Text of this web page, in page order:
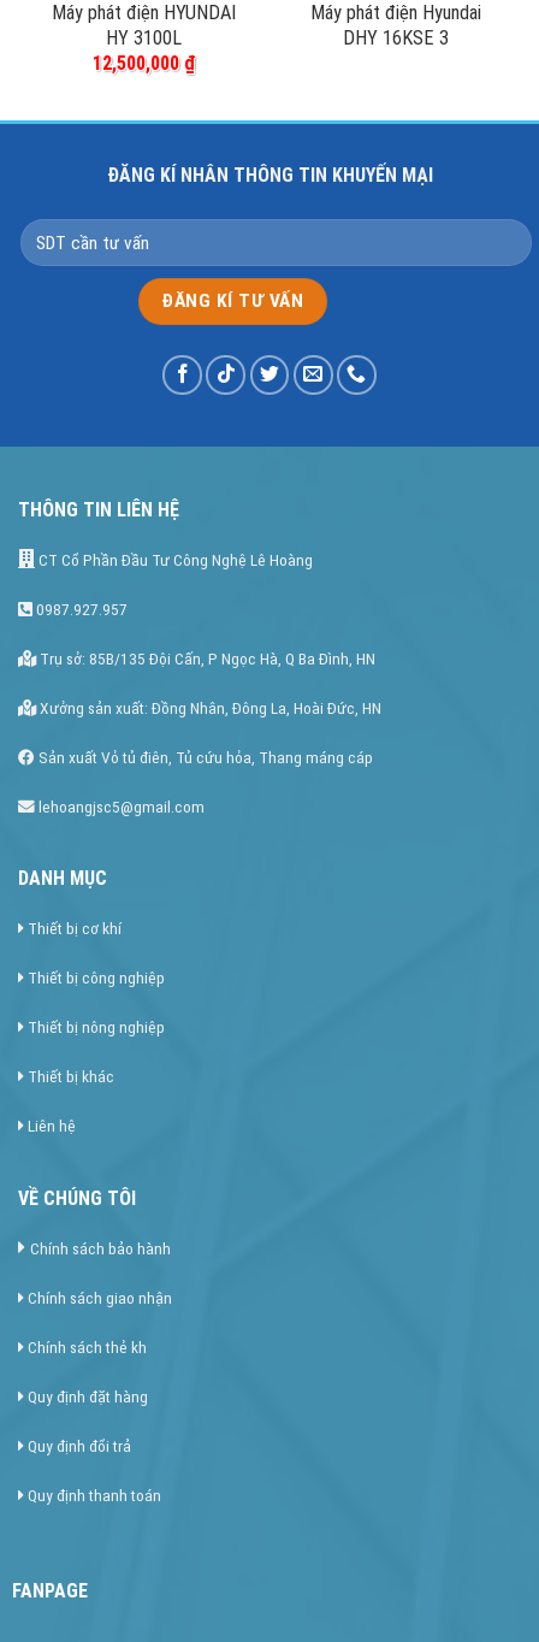
Máy phát điện HYUNDAI
HY 3100L
12,500,000 ₫
Máy phát điện Hyundai
DHY 16KSE 3
ĐĂNG KÍ NHÂN THÔNG TIN KHUYẾN MẠI
THÔNG TIN LIÊN HỆ
CT Cổ Phần Đầu Tư Công Nghệ Lê Hoàng
0987.927.957
Trụ sở: 85B/135 Đội Cấn, P Ngọc Hà, Q Ba Đình, HN
Xưởng sản xuất: Đồng Nhân, Đông La, Hoài Đức, HN
Sản xuất Vỏ tủ điên, Tủ cứu hỏa, Thang máng cáp
lehoangjsc5@gmail.com
DANH MỤC
Thiết bị cơ khí
Thiết bị công nghiệp
Thiết bị nông nghiệp
Thiết bị khác
Liên hệ
VỀ CHÚNG TÔI
Chính sách bảo hành
Chính sách giao nhận
Chính sách thẻ kh
Quy định đặt hàng
Quy định đổi trả
Quy định thanh toán
FANPAGE